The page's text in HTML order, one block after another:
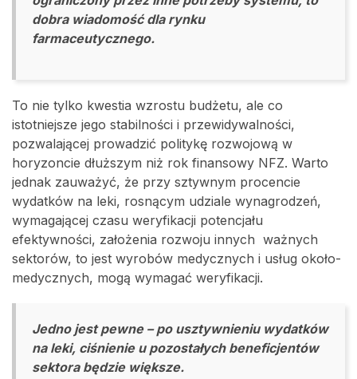
dobra wiadomość dla rynku
farmaceutycznego.
To nie tylko kwestia wzrostu budżetu, ale co
istotniejsze jego stabilności i przewidywalności,
pozwalającej prowadzić politykę rozwojową w
horyzoncie dłuższym niż rok finansowy NFZ. Warto
jednak zauważyć, że przy sztywnym procencie
wydatków na leki, rosnącym udziale wynagrodzeń,
wymagającej czasu weryfikacji potencjału
efektywności, założenia rozwoju innych ważnych
sektorów, to jest wyrobów medycznych i usług około-
medycznych, mogą wymagać weryfikacji.
Jedno jest pewne – po usztywnieniu wydatków
na leki, ciśnienie u pozostałych beneficjentów
sektora będzie większe.